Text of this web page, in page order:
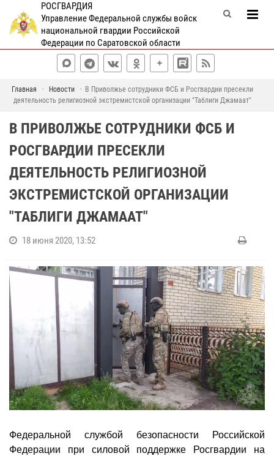
РОСГВАРДИЯ
Управление Федеральной службы войск
национальной гвардии Российской
Федерации по Саратовской области
Главная Новости
В Приволжье сотрудники ФСБ и Росгвардии пресекли
деятельность религиозной экстремистской организации "Таблиги Джамаат"
В ПРИВОЛЖЬЕ СОТРУДНИКИ ФСБ И
РОСГВАРДИИ ПРЕСЕКЛИ
ДЕЯТЕЛЬНОСТЬ РЕЛИГИОЗНОЙ
ЭКСТРЕМИСТСКОЙ ОРГАНИЗАЦИИ
"ТАБЛИГИ ДЖАМААТ"
18 июня 2020, 13:52
Федеральной службой безопасности Российской
Федерации при силовой поддержке Росгвардии на